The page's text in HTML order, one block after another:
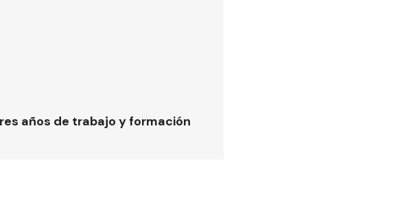
años de trabajo y formación